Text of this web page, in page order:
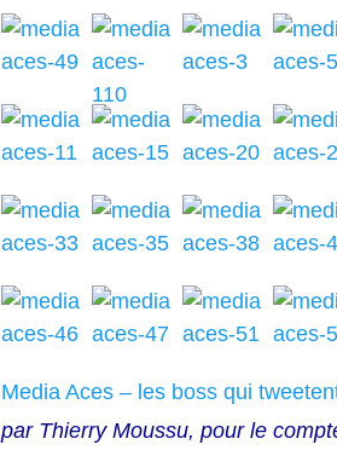
Media Aces – les boss qui
par Thierry Moussu, pour le